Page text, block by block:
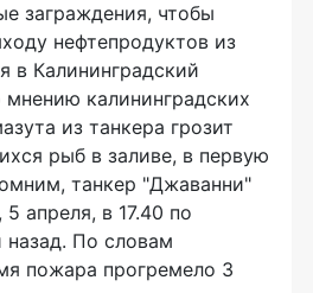
заграждения, чтобы
нефтепродуктов из
в Калининградский
калининградских
из танкера грозит
рыб в заливе, в первую
танкер "Джаванни"
5 апреля, в 17.40 по
По словам
пожара прогремело 3